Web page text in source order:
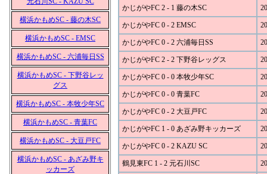
横浜かもめSC - 藤の木SC
横浜かもめSC - EMSC
横浜かもめSC - 六浦毎日SS
横浜かもめSC - 下野谷レッ
グス
横浜かもめSC - 本牧少年SC
横浜かもめSC - 青葉FC
横浜かもめSC - 大豆戸FC
横浜かもめSC - あざみ野キ
ッカーズ
かじがやFC 2 - 1 藤の木SC
かじがやFC 0 - 2 EMSC
かじがやFC 0 - 2 六浦毎日SS
かじがやFC 2 - 2 下野谷レッグス
かじがやFC 0 - 0 本牧少年SC
かじがやFC 0 - 0 青葉FC
かじがやFC 0 - 2 大豆戸FC
かじがやFC 1 - 0 あざみ野キッカーズ
かじがやFC 0 - 2 KAZU SC
鶴見東FC 1 - 2 元石川SC